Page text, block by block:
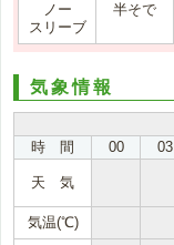
ノー
スリーブ
半そで
気象情報
時 間
00 03
天 気
気温(℃)